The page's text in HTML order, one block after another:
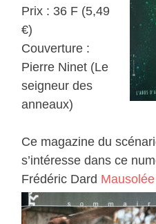
Prix : 36 F (5,49
€)
Couverture :
Pierre Ninet (Le
seigneur des
anneaux)
Ce magazine du
s’intéresse dans ce
Frédéric Dard